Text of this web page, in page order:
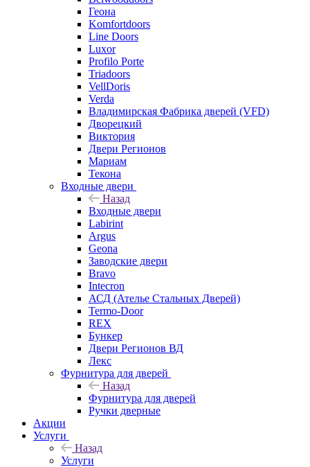
Геона
Komfortdoors
Line Doors
Luxor
Profilo Porte
Triadoors
VellDoris
Verda
Владимирская Фабрика дверей (VFD)
Дворецкий
Виктория
Двери Регионов
Мариам
Текона
Входные двери
Назад
Входные двери
Labirint
Argus
Geona
Заводские двери
Bravo
Intecron
АСД (Ателье Стальных Дверей)
Termo-Door
REX
Бункер
Двери Регионов ВД
Лекс
Фурнитура для дверей
Назад
Фурнитура для дверей
Ручки дверные
Акции
Услуги
Назад
Услуги